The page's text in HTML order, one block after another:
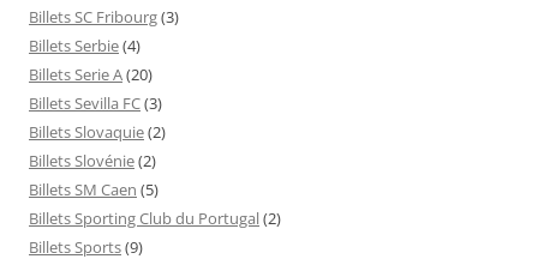
Billets SC Fribourg(3)
Billets Serbie(4)
Billets Serie A(20)
Billets Sevilla FC(3)
Billets Slovaquie(2)
Billets Slovénie(2)
Billets SM Caen (5)
Billets Sporting Club du Portugal(2)
Billets Sports(9)